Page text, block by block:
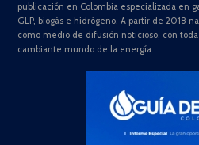
publicación en Colombia especializada en
GLP, biogás e hidrógeno. A partir de 2018
como medio de difusión noticioso, con
cambiante mundo de la energía.